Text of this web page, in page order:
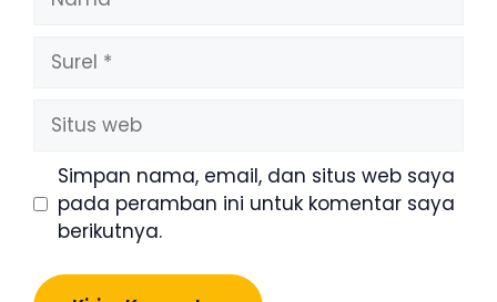
Surel
Situs
web
Simpan nama, email, dan situs web saya
pada peramban ini untuk komentar saya
berikutnya.